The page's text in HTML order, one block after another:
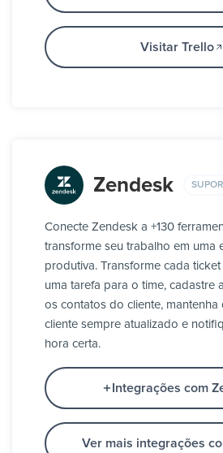
Visitar Trello
Zendesk
Conecte Zendesk a +130
transforme seu trabalho em uma
produtiva. Transforme cada
uma tarefa para o time, cadastre
os contatos do cliente, mantenha
cliente sempre atualizado e
hora certa.
Integrações com
Ver mais integrações